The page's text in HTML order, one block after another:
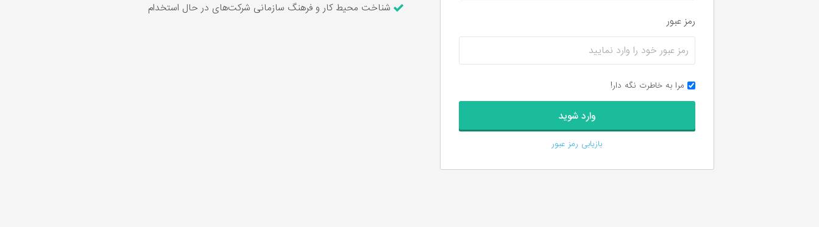
رمز عبور
مرا به خاطرت نگه دار!
بازیابی رمز عبور
شناخت محیط کار و فرهنگ سازمانی شرکت‌های در حال استخدام